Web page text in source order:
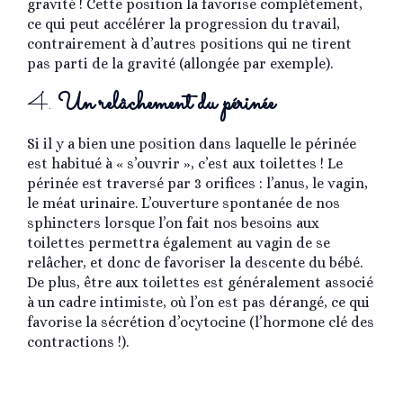
gravité ! Cette position la favorise complètement,
ce qui peut accélérer la progression du travail,
contrairement à d’autres positions qui ne tirent
pas parti de la gravité (allongée par exemple).
4. Un relâchement du périnée
Si il y a bien une position dans laquelle le périnée
est habitué à « s’ouvrir », c’est aux toilettes ! Le
périnée est traversé par 3 orifices : l’anus, le vagin,
le méat urinaire. L’ouverture spontanée de nos
sphincters lorsque l’on fait nos besoins aux
toilettes permettra également au vagin de se
relâcher, et donc de favoriser la descente du bébé.
De plus, être aux toilettes est généralement associé
à un cadre intimiste, où l’on est pas dérangé, ce qui
favorise la sécrétion d’ocytocine (l’hormone clé des
contractions !).